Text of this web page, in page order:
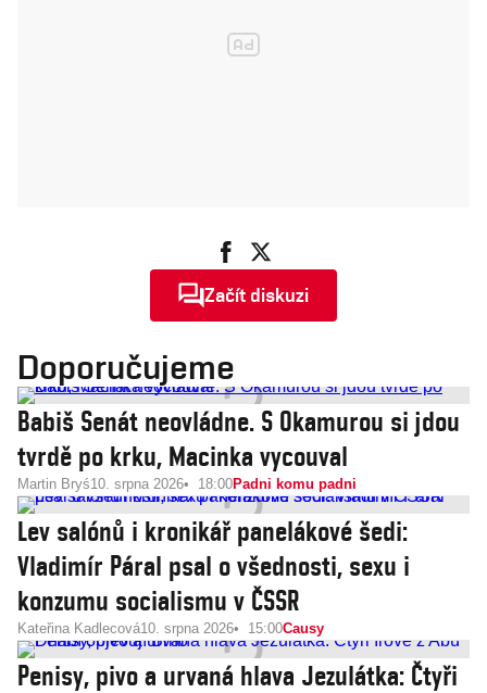
Začít diskuzi
Doporučujeme
Babiš Senát neovládne. S Okamurou si jdou
tvrdě po krku, Macinka vycouval
Martin Bryś10. srpna 2026 18:00Padni komu padni
Lev salónů i kronikář panelákové šedi:
Vladimír Páral psal o všednosti, sexu i
konzumu socialismu v ČSSR
Kateřina Kadlecová10. srpna 2026 15:00Causy
Penisy, pivo a urvaná hlava Jezulátka: Čtyři